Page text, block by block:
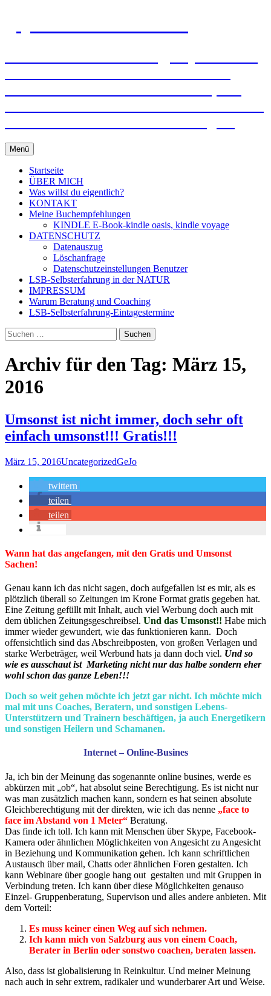
Menü Zum
Inhalt
springen
Startseite
ÜBER MICH
Was willst du eigentlich?
KONTAKT
Meine Buchempfehlungen
KINDLE E-Book-kindle oasis, kindle voyage
DATENSCHUTZ
Datenauszug
Löschanfrage
Datenschutzeinstellungen Benutzer
LSB-Selbsterfahrung in der NATUR
IMPRESSUM
Warum Beratung und Coaching
LSB-Selbsterfahrung-Eintagestermine
Suchen
nach:
Archiv für den Tag: März 15,
2016
Umsonst ist nicht immer, doch sehr oft
einfach umsonst!!! Gratis!!!
März 15, 2016UncategorizedGeJo
twittern
teilen
teilen
Wann hat das angefangen, mit den Gratis und Umsonst
Sachen!
Genau kann ich das nicht sagen, doch aufgefallen ist es mir, als es
plötzlich überall so Zeitungen im Krone Format gratis gegeben hat.
Eine Zeitung gefüllt mit Inhalt, auch viel Werbung doch auch mit
dem üblichen Zeitungsgeschreibsel. Und das Umsonst!! Habe mich
immer wieder gewundert, wie das funktionieren kann. Doch
offensichtlich sind das Abschreibposten, von großen Verlagen und
starke Werbeträger, weil Werbund hats ja dann doch viel. Und so
wie es ausschaut ist Marketing nicht nur das halbe sondern eher
wohl schon das ganze Leben!!!
Doch so weit gehen möchte ich jetzt gar nicht. Ich möchte mich
mal mit uns Coaches, Beratern, und sonstigen Lebens-
Unterstützern und Trainern beschäftigen, ja auch Energetikern
und sonstigen Heilern und Schamanen.
Internet – Online-Busines
Ja, ich bin der Meinung das sogenannte online busines, werde es
abkürzen mit „ob“, hat absolut seine Berechtigung. Es ist nicht nur
was man zusätzlich machen kann, sondern es hat seinen absolute
Gleichberechtigung mit der direkten, wie ich das nenne „face to
face im Abstand von 1 Meter“ Beratung.
Das finde ich toll. Ich kann mit Menschen über Skype, Facebook-
Kamera oder ähnlichen Möglichkeiten von Angesicht zu Angesicht
in Beziehung und Kommunikation gehen. Ich kann schriftlichen
Austausch über mail, Chatts oder ähnlichen Foren gestalten. Ich
kann Webinare über google hang out gestalten und mit Gruppen in
Verbindung treten. Ich kann über diese Möglichkeiten genauso
Einzel- Gruppenberatung, Supervison und alles andere anbieten. Mit
dem Vorteil:
Es muss keiner einen Weg auf sich nehmen.
Ich kann mich von Salzburg aus von einem Coach,
Berater in Berlin oder sonstwo coachen, beraten lassen.
Also, dass ist globalisierung in Reinkultur. Und meiner Meinung
nach auch in sehr extrem, radikaler und wunderbarer Art und Weise.